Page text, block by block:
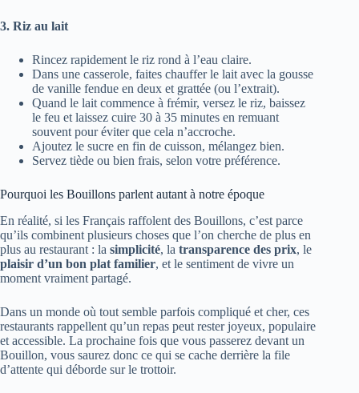
3. Riz au lait
Rincez rapidement le riz rond à l’eau claire.
Dans une casserole, faites chauffer le lait avec la gousse
de vanille fendue en deux et grattée (ou l’extrait).
Quand le lait commence à frémir, versez le riz, baissez
le feu et laissez cuire 30 à 35 minutes en remuant
souvent pour éviter que cela n’accroche.
Ajoutez le sucre en fin de cuisson, mélangez bien.
Servez tiède ou bien frais, selon votre préférence.
Pourquoi les Bouillons parlent autant à notre époque
En réalité, si les Français raffolent des Bouillons, c’est parce
qu’ils combinent plusieurs choses que l’on cherche de plus en
plus au restaurant : la simplicité, la transparence des prix, le
plaisir d’un bon plat familier, et le sentiment de vivre un
moment vraiment partagé.
Dans un monde où tout semble parfois compliqué et cher, ces
restaurants rappellent qu’un repas peut rester joyeux, populaire
et accessible. La prochaine fois que vous passerez devant un
Bouillon, vous saurez donc ce qui se cache derrière la file
d’attente qui déborde sur le trottoir.